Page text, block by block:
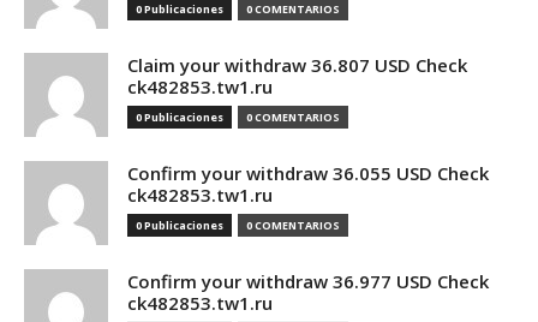
0 Publicaciones 0 COMENTARIOS
Claim your withdraw 36.807 USD Check
ck482853.tw1.ru
0 Publicaciones 0 COMENTARIOS
Confirm your withdraw 36.055 USD Check
ck482853.tw1.ru
0 Publicaciones 0 COMENTARIOS
Confirm your withdraw 36.977 USD Check
ck482853.tw1.ru